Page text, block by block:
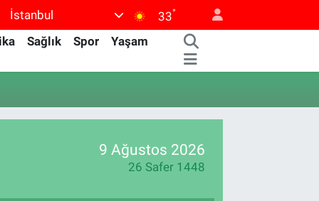
İstanbul 33°
Sağlık Spor
Yaşam
9 Ağustos 2026
26 Safer 1448